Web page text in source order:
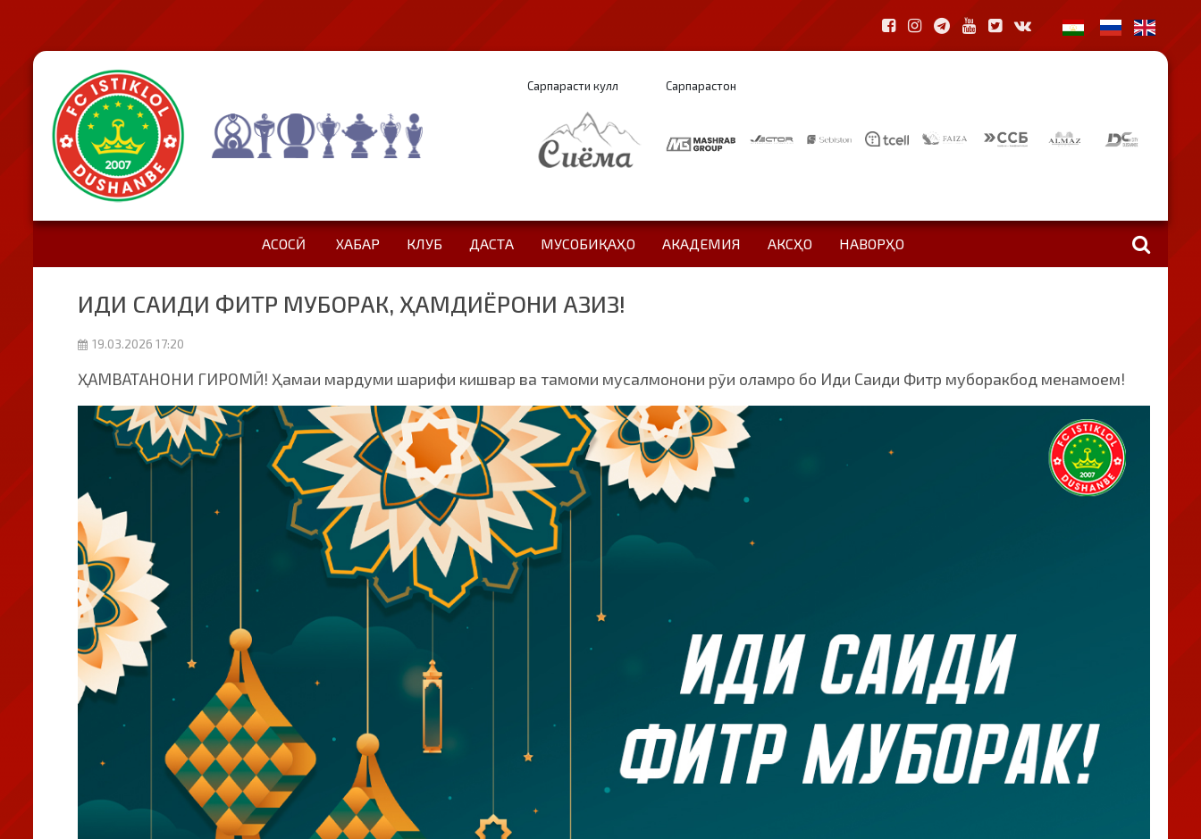
Сарпарасти кулл Сарпарастон
АСОСӢ ХАБАР КЛУБ ДАСТА МУСОБИҚАҲО АКАДЕМИЯ АКСҲО НАВОРҲО
ИДИ САИДИ ФИТР МУБОРАК, ҲАМДИЁРОНИ АЗИЗ!
19.03.2026 17:20
ҲАМВАТАНОНИ ГИРОМӢ! Ҳамаи мардуми шарифи кишвар ва тамоми мусалмонони рӯи оламро бо Иди Саиди Фитр муборакбод менамоем!